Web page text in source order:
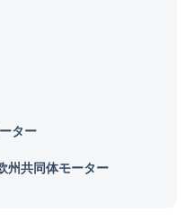
ター
州共同体モーター